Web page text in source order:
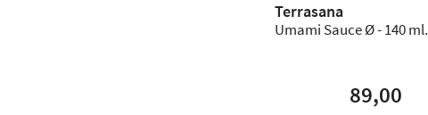
Terrasana
Umami Sauce Ø - 140 ml.
89,00